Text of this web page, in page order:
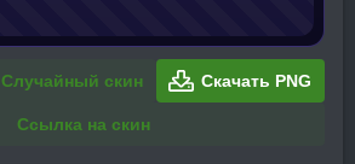
Случайный скин Скачать PNG
Ссылка на скин